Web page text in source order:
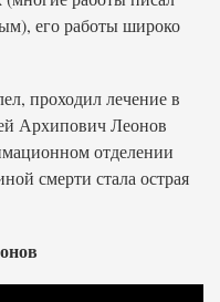
его работы широко
проходил лечение в
Архипович Леонов
отделении
смерти стала острая